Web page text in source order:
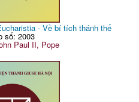
- Về bí tích thánh thể
số: 2003
Paul II, Pope